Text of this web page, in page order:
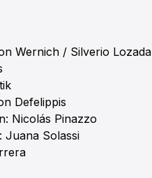
Wernich / Silverio Lozada
Defelippis
Nicolás Pinazzo
Juana Solassi